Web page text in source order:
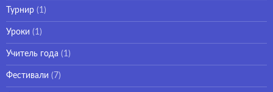
Турнир (1)
Уроки (1)
Учитель года (1)
Фестивали (7)